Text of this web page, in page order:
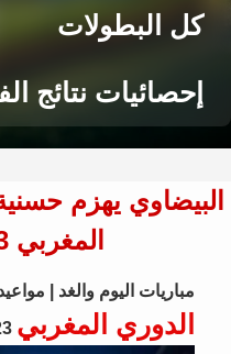
كل البطولات
إحصائيات نتائج
المغربي 23 مايو 2026
مباريات اليوم والغد |
الدوري المغربي